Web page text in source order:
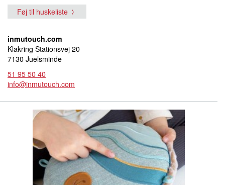
Føj til huskeliste
inmutouch.com
Klakring Stationsvej 20
7130 Juelsminde
51 95 50 40
info@inmutouch.com